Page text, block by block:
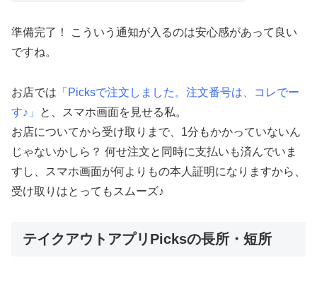
準備完了！ こういう通知が入るのは安心感があって良い
ですね。
お店では 「Picksで注文しました。注文番号は、コレでー
す♪」
と、スマホ画面を見せる私。
お店についてから受け取りまで、1分もかかっていないん
じゃないかしら？ 何せ注文と同時に支払いも済んでいま
すし、スマホ画面が何よりもの本人証明になりますから、
受け取りはとってもスムーズ♪
テイクアウトアプリPicksの長所・短所